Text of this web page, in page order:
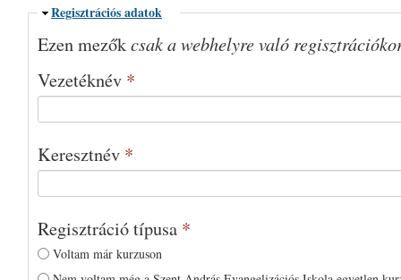
Elrejtés
Regisztrációs adatok
Ezen mezőkcsak a webhelyre való
Vezetéknév *
Keresztnév *
Regisztráció típusa *
Voltam már kurzuson